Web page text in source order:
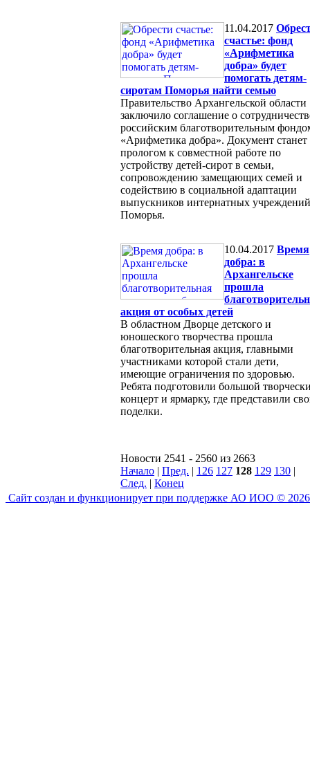
11.04.2017
счастье: фонд
«Арифметика
добра» будет
помогать детям-
сиротам Поморья найти семью
Правительство Архангельской области
заключило соглашение о
российским благотворительным
«Арифметика добра». Документ станет
прологом к совместной работе по
устройству детей-сирот в семьи,
сопровождению замещающих семей и
содействию в социальной адаптации
выпускников интернатных учреждений
Поморья.
10.04.2017 Время
добра: в
Архангельске
прошла
акция от особых детей
В областном Дворце детского и
юношеского творчества прошла
благотворительная акция, главными
участниками которой стали дети,
имеющие ограничения по здоровью.
Ребята подготовили большой
концерт и ярмарку, где представили
поделки.
Новости 2541 - 2560 из 2663
Начало | Пред. | 126 127 128 129 130 |
След. | Конец
Сайт создан и функционирует при поддержке АО ИОО © 2026